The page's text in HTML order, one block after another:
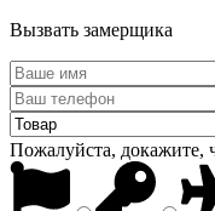
Вызвать замерщика
Пожалуйста, докажите,